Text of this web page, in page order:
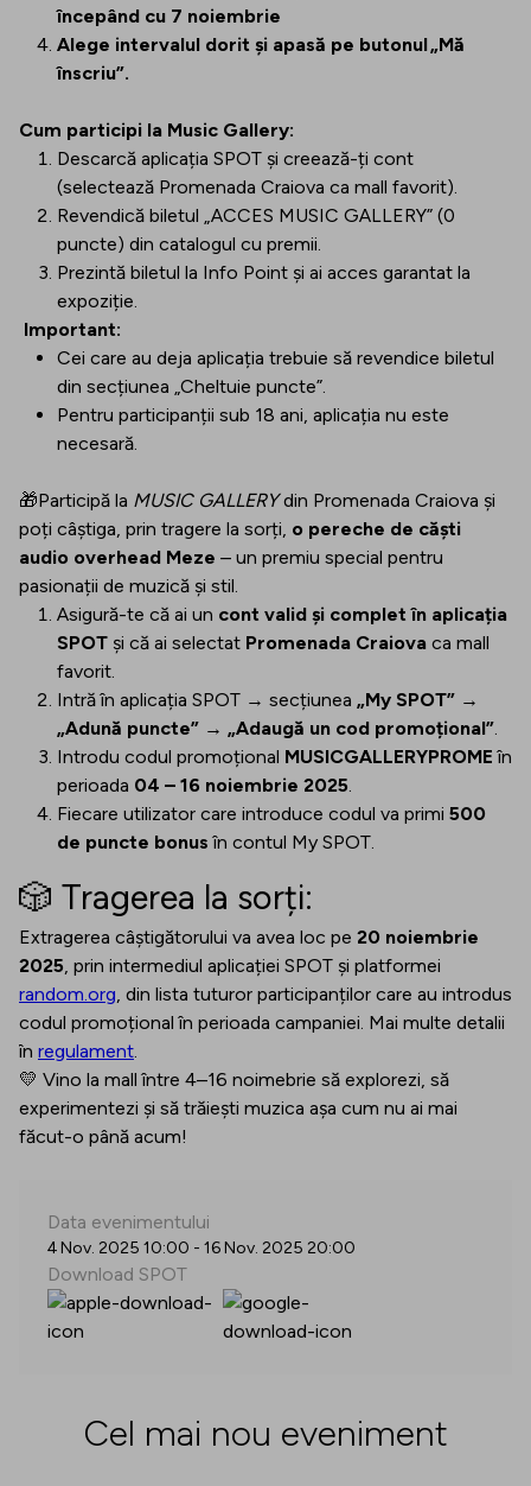
începând cu 7 noiembrie
Alege intervalul dorit și apasă pe butonul „Mă
înscriu”.
Cum participi la Music Gallery:
Descarcă aplicația SPOT și creează-ți cont
(selectează Promenada Craiova ca mall favorit).
Revendică biletul „ACCES MUSIC GALLERY” (0
puncte) din catalogul cu premii.
Prezintă biletul la Info Point și ai acces garantat la
expoziție.
Important:
Cei care au deja aplicația trebuie să revendice biletul
din secțiunea „Cheltuie puncte”.
Pentru participanții sub 18 ani, aplicația nu este
necesară.
🎁Participă la MUSIC GALLERYdin Promenada Craiova și
poți câștiga, prin tragere la sorți, o pereche de căști
audio overhead Meze – un premiu special pentru
pasionații de muzică și stil.
Asigură-te că ai un cont valid și complet în aplicația
SPOT și că ai selectat Promenada Craiova ca mall
favorit.
Intră în aplicația SPOT → secțiunea „My SPOT” →
„Adună puncte” → „Adaugă un cod promoțional”.
Introdu codul promoțional MUSICGALLERYPROME în
perioada 04 – 16 noiembrie 2025.
Fiecare utilizator care introduce codul va primi 500
de puncte bonus în contul My SPOT.
🎲 Tragerea la sorți:
Extragerea câștigătorului va avea loc pe 20 noiembrie
2025 , prin intermediul aplicației SPOT și platformei
random.org , din lista tuturor participanților care au introdus
codul promoțional în perioada campaniei. Mai multe detalii
în regulament
💛 Vino la mall între 4–16 noimebrie să explorezi, să
experimentezi și să trăiești muzica așa cum nu ai mai
făcut-o până acum!
Data evenimentului
4 Nov. 2025 10:00 - 16 Nov. 2025 20:00
Download SPOT
Cel mai nou eveniment